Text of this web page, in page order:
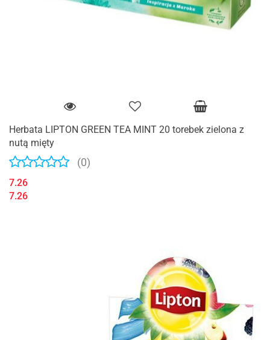
Herbata LIPTON GREEN TEA MINT 20 torebek zielona z
nutą mięty
(0)
7.26
7.26